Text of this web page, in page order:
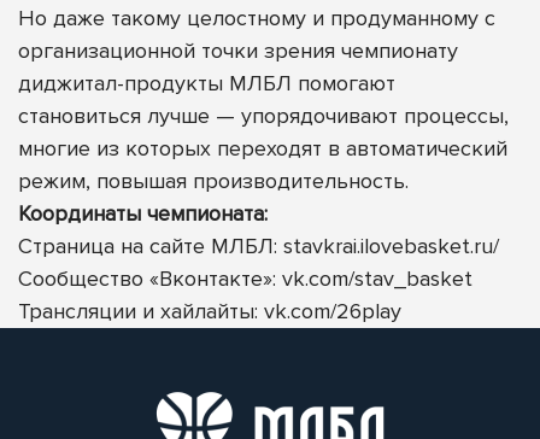
Но даже такому целостному и продуманному с
организационной точки зрения чемпионату
диджитал-продукты МЛБЛ помогают
становиться лучше — упорядочивают процессы,
многие из которых переходят в автоматический
режим, повышая производительность.
Координаты чемпионата:
Страница на сайте МЛБЛ: stavkrai.ilovebasket.ru/
Сообщество «Вконтакте»: vk.com/stav_basket
Трансляции и хайлайты: vk.com/26play